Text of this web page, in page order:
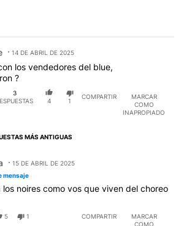
Valle.
14 DE ABRIL DE 2025
los vendedores del blue,
?
3
4 1
COMPARTIR
MARCAR
COMO
INAPROPIADO
antiguasMÁS ANTIGUAS
15 DE ABRIL DE 2025
mensaje
los noires como vos que viven del choreo
5 1 COMPARTIR
MARCAR
COMO